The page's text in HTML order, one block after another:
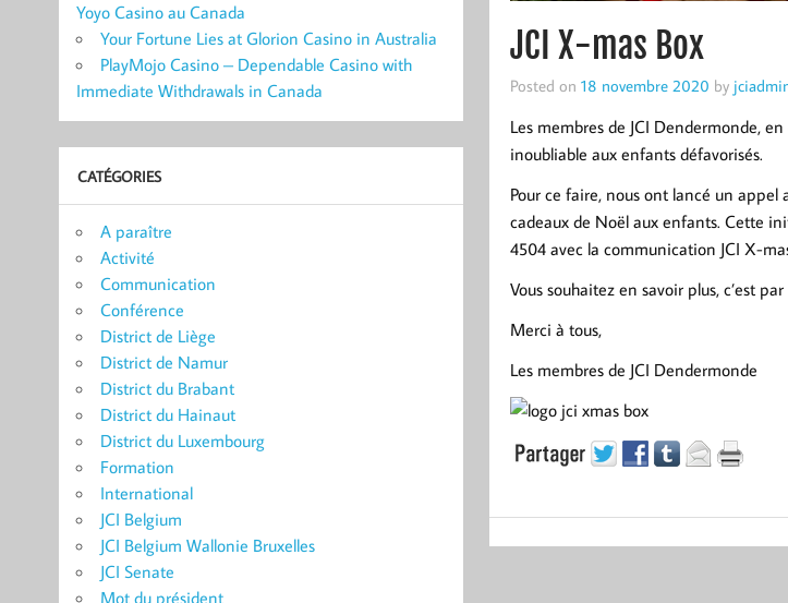
JCI X-mas Box
Posted on 18 novembre 2020 by
Les membres de JCI Dendermonde,
inoubliable aux enfants défavorisés.
Pour ce faire, nous ont lancé un appel
cadeaux de Noël aux enfants. Cette
4504 avec la communication JCI X-
Vous souhaitez en savoir plus, c’est
Merci à tous,
Les membres de JCI Dendermonde
Yoyo Casino au Canada
Your Fortune Lies at Glorion Casino in Australia
PlayMojo Casino – Dependable Casino with
Immediate Withdrawals in Canada
CATÉGORIES
A paraître
Activité
Communication
Conférence
District de Liège
District de Namur
District du Brabant
District du Hainaut
District du Luxembourg
Formation
International
JCI Belgium
JCI Belgium Wallonie Bruxelles
JCI Senate
Mot du président